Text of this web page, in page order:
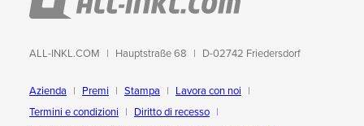
ALL-INKL.COM Hauptstraße 68 D-02742 Friedersdorf
Azienda Premi Stampa
Lavora con noi
Termini e condizioni
Diritto di recesso